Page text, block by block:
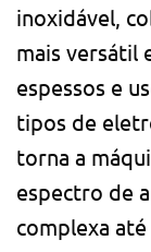
inoxidável,
mais versátil
espessos e
tipos de
torna a
espectro de
complexa